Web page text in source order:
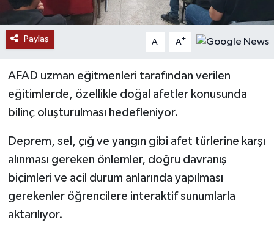
Paylaş A- A+
AFAD uzman eğitmenleri tarafından verilen
eğitimlerde, özellikle doğal afetler konusunda
bilinç oluşturulması hedefleniyor.
Deprem, sel, çığ ve yangın gibi afet türlerine karşı
alınması gereken önlemler, doğru davranış
biçimleri ve acil durum anlarında yapılması
gerekenler öğrencilere interaktif sunumlarla
aktarılıyor.